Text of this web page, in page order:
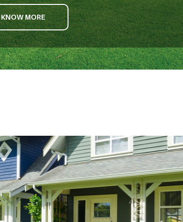
KNOW MORE